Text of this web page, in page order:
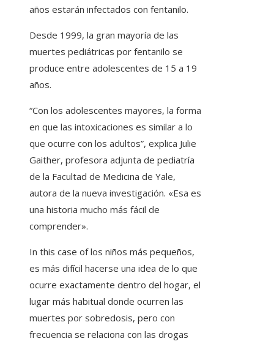
años estarán infectados con fentanilo.
Desde 1999, la gran mayoría de las
muertes pediátricas por fentanilo se
produce entre adolescentes de 15 a 19
años.
“Con los adolescentes mayores, la forma
en que las intoxicaciones es similar a lo
que ocurre con los adultos”, explica Julie
Gaither, profesora adjunta de pediatría
de la Facultad de Medicina de Yale,
autora de la nueva investigación. «Esa es
una historia mucho más fácil de
comprender».
In this case of los niños más pequeños,
es más difícil hacerse una idea de lo que
ocurre exactamente dentro del hogar, el
lugar más habitual donde ocurren las
muertes por sobredosis, pero con
frecuencia se relaciona con las drogas